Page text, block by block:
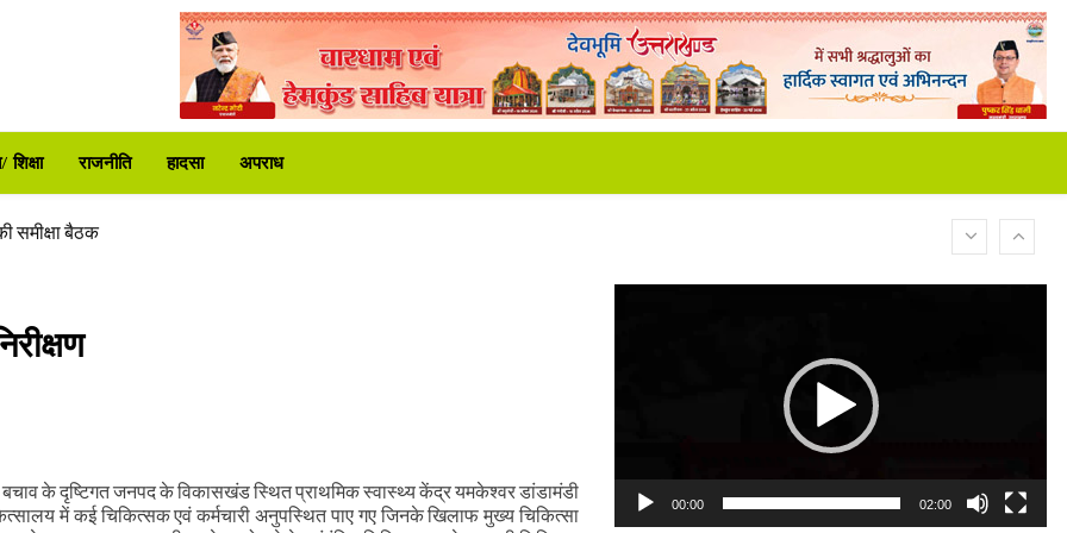
राजनीति हादसा अपराध
की
समीक्षा बैठक
शुरू
की
बचाव के दृष्टिगत जनपद के विकासखंड स्थित प्राथमिक स्वास्थ्य केंद्र यमकेश्वर डांडामंडी
में कई चिकित्सक एवं कर्मचारी अनुपस्थित पाए गए जिनके खिलाफ मुख्य चिकित्सा
00:00 02:00